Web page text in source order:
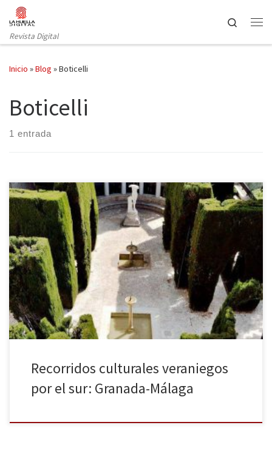
Saltar al contenido
Revista Digital
Search
Inicio »Blog »Boticelli
Boticelli
1 entrada
El sur siempre sienta bien, y en esta ocasión proponemos una
escapada a Granada y Málaga. Granada es de sobra conocida por
su Alhambra (si no la ha visitado aún, no sé a qué espera…) y por
su rico legado árabe, pero, aparte de ello, tiene otros muchos
lugares de […]
Recorridos culturales veraniegos
por el sur: Granada-Málaga